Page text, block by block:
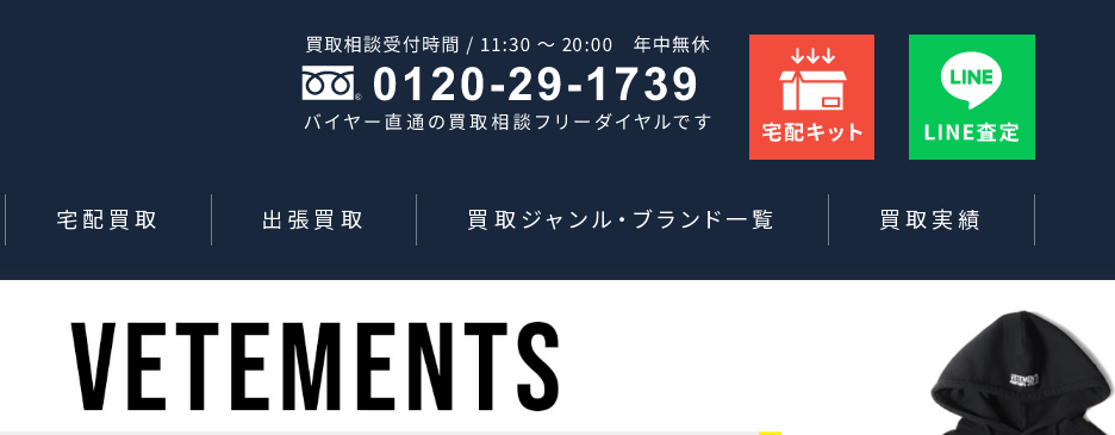
宅配買取 出張買取 買取ジャンル・ブランド一覧 買取実績